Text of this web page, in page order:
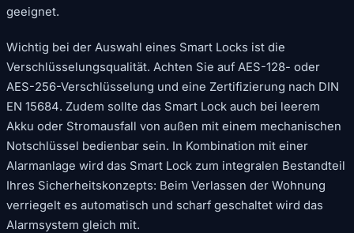
geeignet.
Wichtig bei der Auswahl eines Smart Locks ist die
Verschlüsselungsqualität. Achten Sie auf AES-128- oder
AES-256-Verschlüsselung und eine Zertifizierung nach DIN
EN 15684. Zudem sollte das Smart Lock auch bei leerem
Akku oder Stromausfall von außen mit einem mechanischen
Notschlüssel bedienbar sein. In Kombination mit einer
Alarmanlage wird das Smart Lock zum integralen Bestandteil
Ihres Sicherheitskonzepts: Beim Verlassen der Wohnung
verriegelt es automatisch und scharf geschaltet wird das
Alarmsystem gleich mit.